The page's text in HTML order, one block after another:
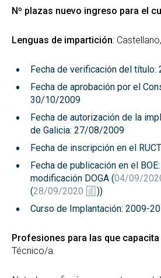
Nº plazas nuevo ingreso para el
Lenguas de impartición:
Fecha de verificación del
Fecha de aprobación por el
30/10/2009
Fecha de autorización de la
de Galicia: 27/08/2009
Fecha de inscripción en el
Fecha de publicación en el
modificación DOGA (04/09/
(28/09/2020
))
Curso de Implantación: 2009-
Profesiones para las que
Técnico/a.